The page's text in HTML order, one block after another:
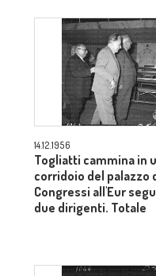
14.12.1956
Togliatti cammina in
corridoio del palazzo
Congressi all'Eur
due dirigenti. Totale